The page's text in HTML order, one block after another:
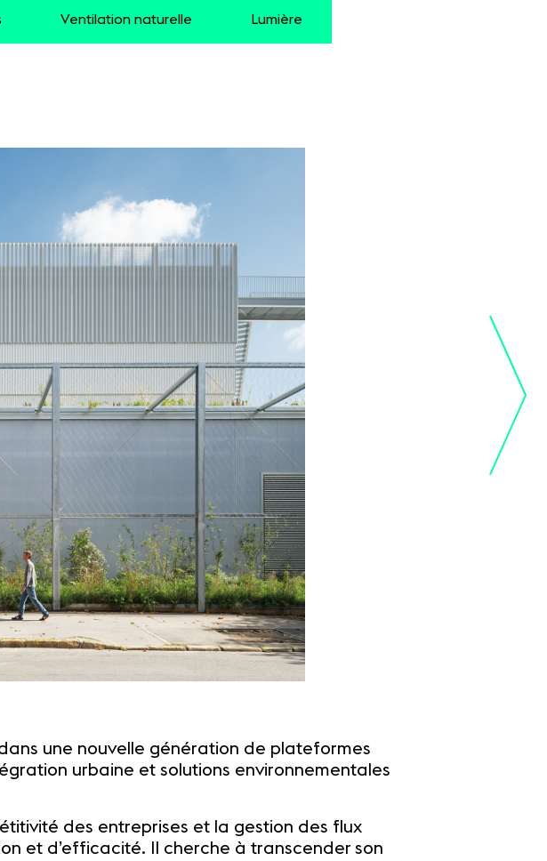
Ventilation naturelle Lumière
dans une nouvelle génération de plateformes
urbaine et solutions environnementales
des entreprises et la gestion des flux
et d’efficacité. Il cherche à transcender son